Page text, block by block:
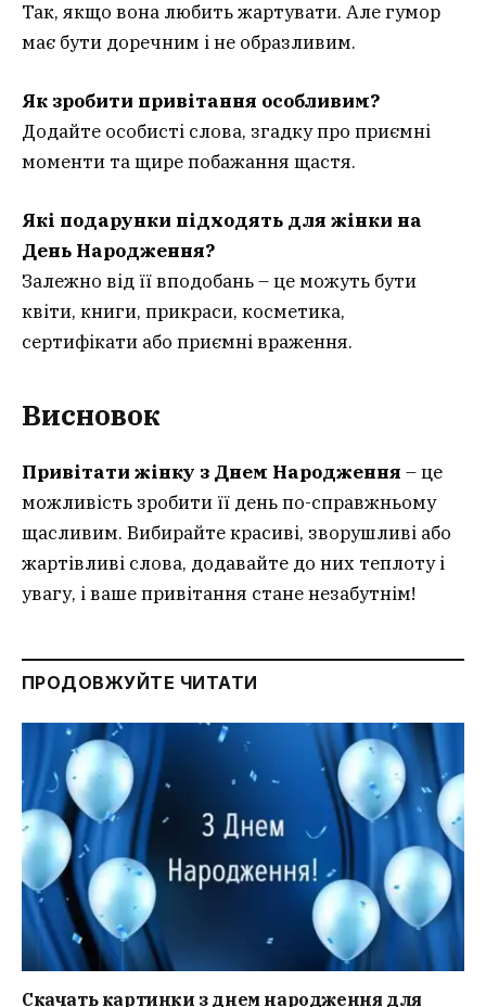
Так, якщо вона любить жартувати. Але гумор
має бути доречним і не образливим.
Як зробити привітання особливим?
Додайте особисті слова, згадку про приємні
моменти та щире побажання щастя.
Які подарунки підходять для жінки на
День Народження?
Залежно від її вподобань – це можуть бути
квіти, книги, прикраси, косметика,
сертифікати або приємні враження.
Висновок
Привітати жінку з Днем Народження – це
можливість зробити її день по-справжньому
щасливим. Вибирайте красиві, зворушливі або
жартівливі слова, додавайте до них теплоту і
увагу, і ваше привітання стане незабутнім!
ПРОДОВЖУЙТЕ ЧИТАТИ
Скачать картинки з днем народження для